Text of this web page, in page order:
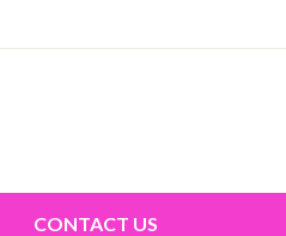
CONTACT US